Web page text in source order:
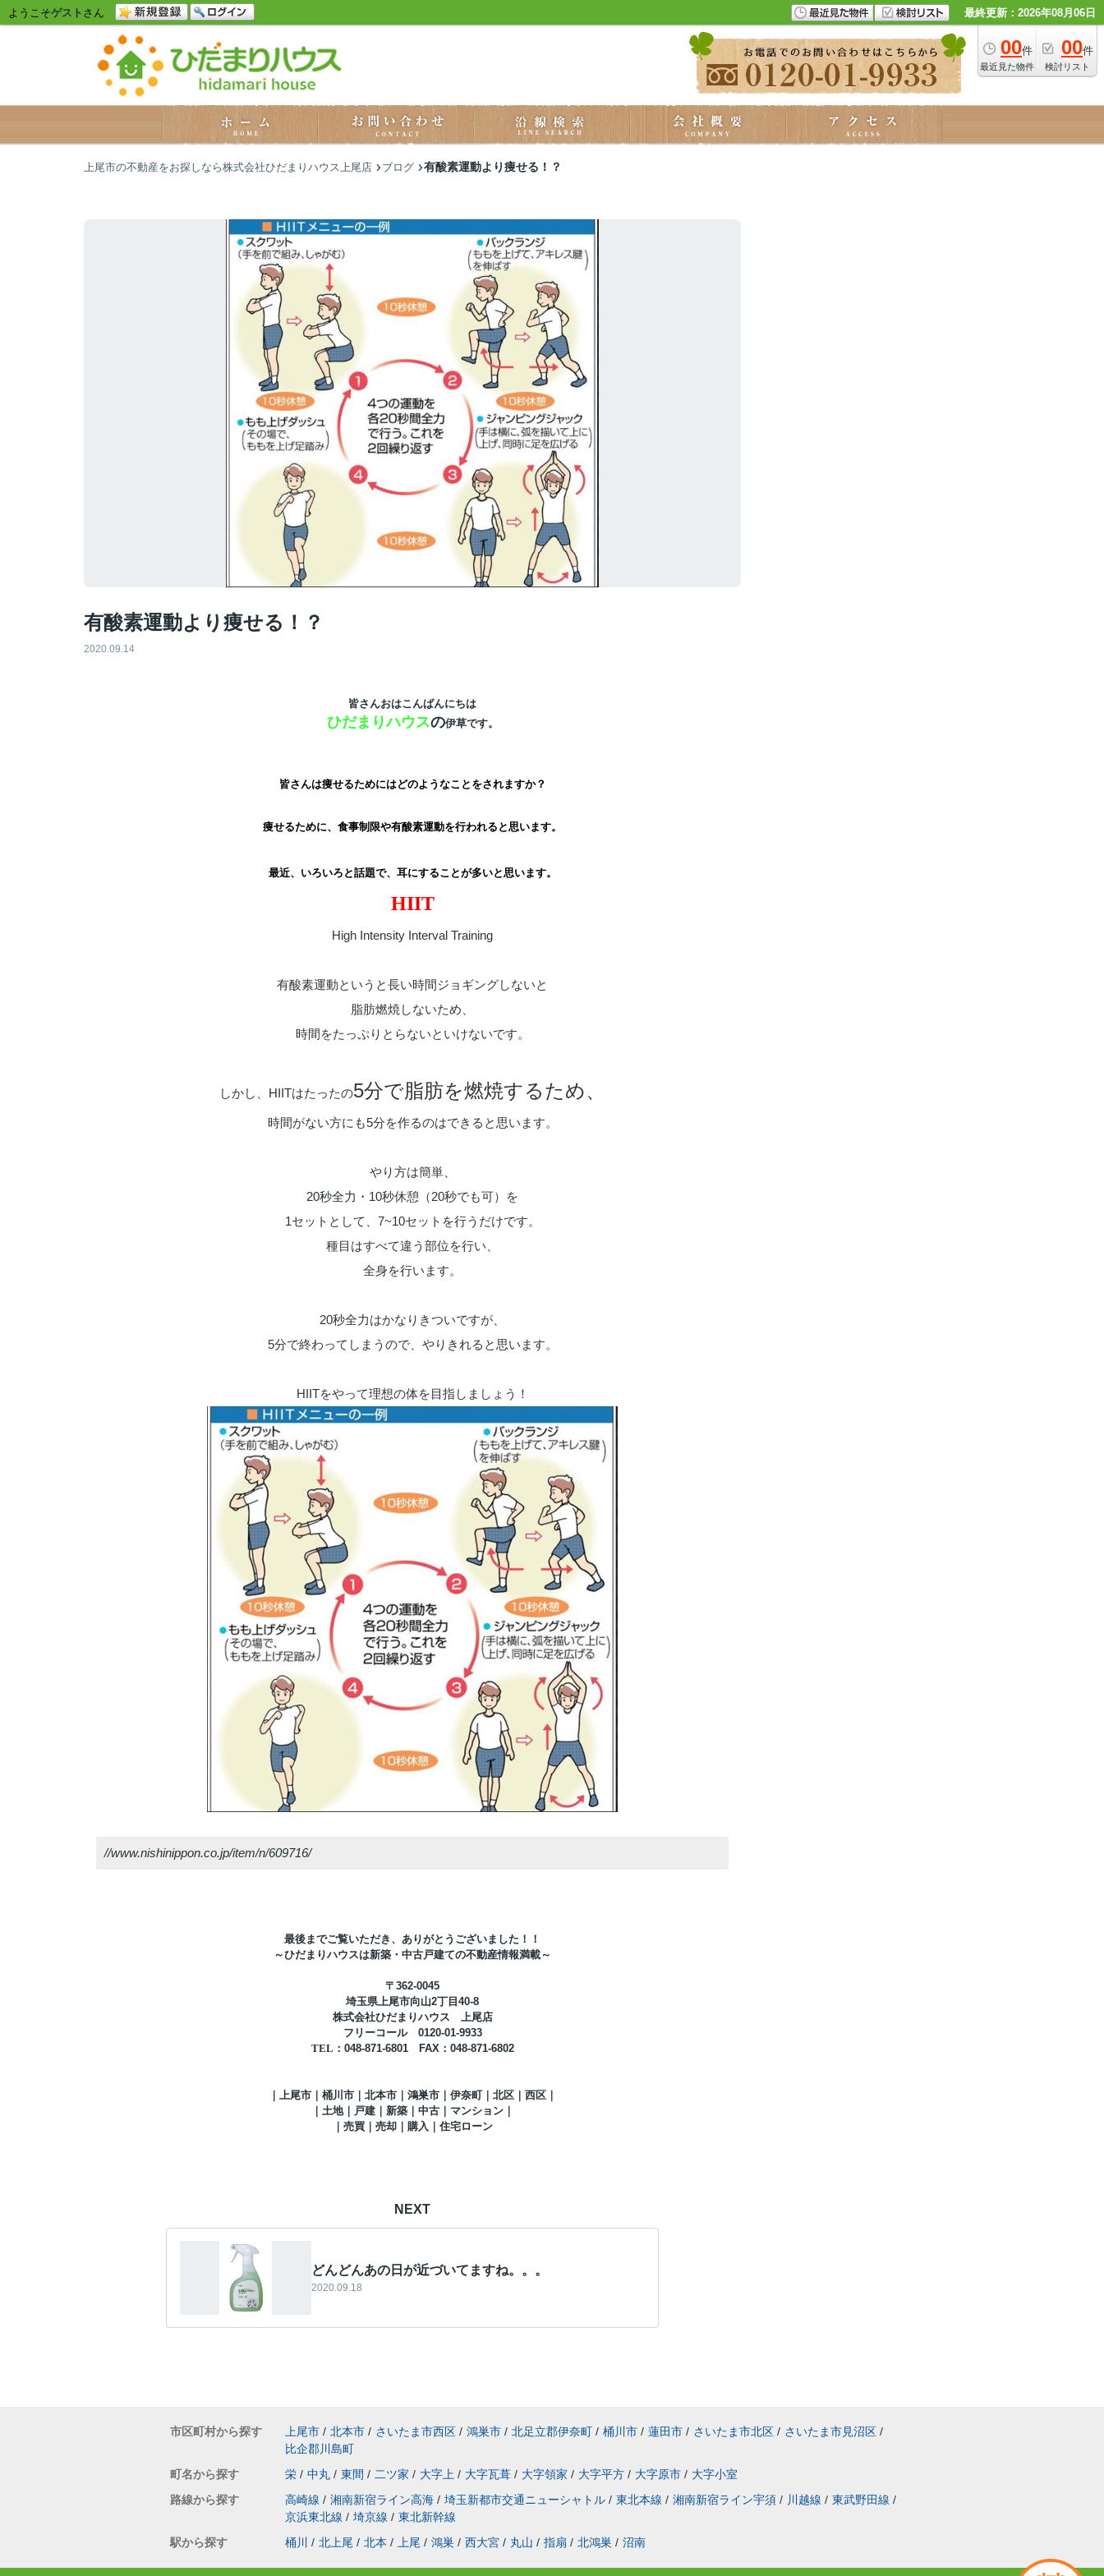
ようこそゲスト さん 最終更新：2026年08月06日
00件
最近見た物件
00件
検討リスト
上尾市の不動産をお探しなら株式会社ひだまりハウス上尾店 ブログ 有酸素運動より痩せる！？
有酸素運動より痩せる！？
2020.09.14
皆さんおはこんばんにちは
ひだまりハウスの伊草です。
皆さんは痩せるためにはどのようなことをされますか？
痩せるために、食事制限や有酸素運動を行われると思います。
最近、いろいろと話題で、耳にすることが多いと思います。
HIIT
High Intensity Interval Training
有酸素運動というと長い時間ジョギングしないと
脂肪燃焼しないため、
時間をたっぷりとらないといけないです。
しかし、 HIITはたったの5分で脂肪を燃焼するため、
時間がない方にも5分を作るのはできると思います。
やり方は簡単、
20秒全力 ・ 10秒休憩（20秒でも可）
を
1セットとして、7~10セットを行うだけです。
種目はすべて違う部位を行い、
全身を行います。
20秒全力はかなりきついですが、
5分で終わってしまうので、やりきれると思います。
HIITをやって理想の体を目指しましょう！
//www.nishinippon.co.jp/item/n/609716/
最後までご覧いただき、ありがとうございました！！
～ひだまりハウスは新築・中古戸建ての不動産情報満載～
〒 362-0045
埼玉県上尾市向山2丁目 40-8
株式会社ひだまりハウス 上尾店
フリーコール 0120-01-9933
TEL ： 048-871-6801 FAX： 048-871-6802
｜上尾市｜桶川市｜北本市｜鴻巣市｜伊奈町｜北区｜西区｜
｜土地｜戸建｜新築｜中古｜マンション｜
｜売買｜売却｜購入｜住宅ローン
NEXT
どんどんあの日が近づいてますね。。。
2020.09.18
市区町村から探す 上尾市 / 北本市 / さいたま市西区 / 鴻巣市 / 北足立郡伊奈町 / 桶川市 / 蓮田市 / さいたま市北区 / さいたま市見沼区 /
比企郡川島町
町名から探す
栄 / 中丸 / 東間 / 二ツ家 / 大字上 / 大字瓦葺 / 大字領家 / 大字平方 / 大字原市 / 大字小室
路線から探す
高崎線 / 湘南新宿ライン高海 / 埼玉新都市交通ニューシャトル / 東北本線 / 湘南新宿ライン宇須 / 川越線 / 東武野田線 /
京浜東北線 / 埼京線 / 東北新幹線
駅から探す
桶川 / 北上尾 / 北本 / 上尾 / 鴻巣 / 西大宮 / 丸山 / 指扇 / 北鴻巣 / 沼南